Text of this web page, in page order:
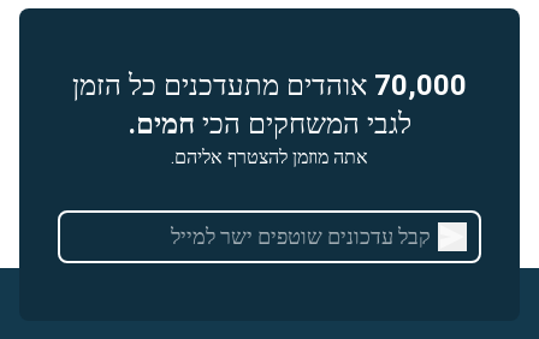
70,000 אוהדים מתעדכנים כל הזמן
לגבי המשחקים הכי חמים.
אתה מוזמן להצטרף אליהם.